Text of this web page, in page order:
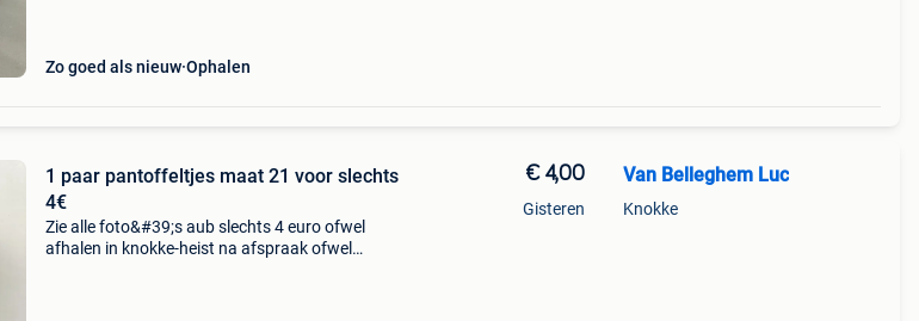
Zo goed als nieuw Ophalen
1 paar pantoffeltjes maat 21 voor slechts
4€
Zie alle foto&#39;s aub slechts 4 euro ofwel
afhalen in knokke-heist na afspraak ofwel
€ 4,00
Gisteren
Van Belleghem Luc
Knokke